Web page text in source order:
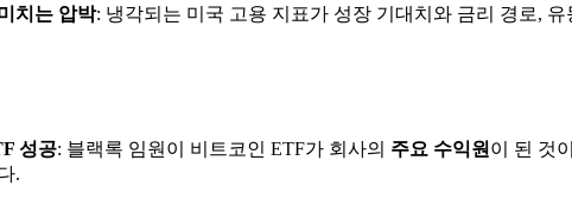
치는 압박: 냉각되는 미국 고용 지표가 성장 기대치와 금리 경로,
성공: 블랙록 임원이 비트코인 ETF가 회사의 주요 수익원 이 된 것
.